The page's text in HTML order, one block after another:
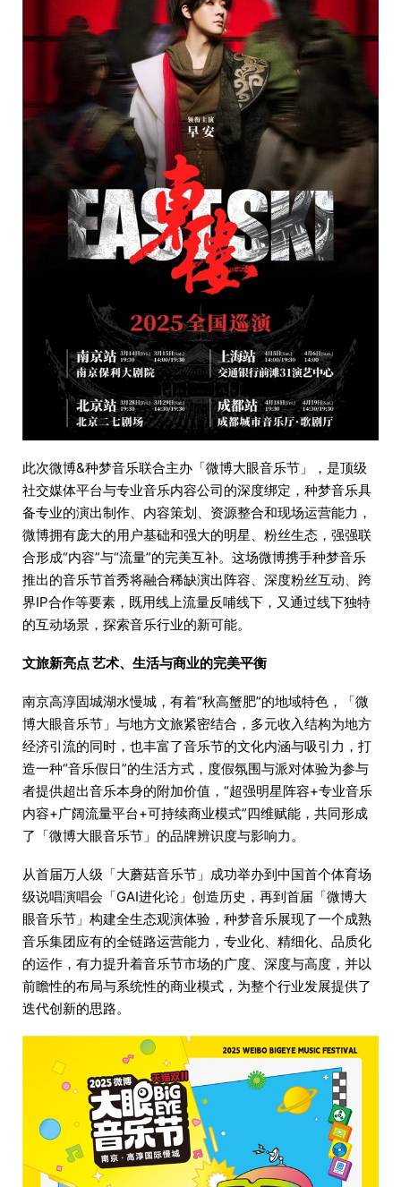
此次微博&种梦音乐联合主办「微博大眼音乐节」，是顶级
社交媒体平台与专业音乐内容公司的深度绑定，种梦音乐具
备专业的演出制作、内容策划、资源整合和现场运营能力，
微博拥有庞大的用户基础和强大的明星、粉丝生态，强强联
合形成“内容”与“流量”的完美互补。这场微博携手种梦音乐
推出的音乐节首秀将融合稀缺演出阵容、深度粉丝互动、跨
界IP合作等要素，既用线上流量反哺线下，又通过线下独特
的互动场景，探索音乐行业的新可能。
文旅新亮点 艺术、生活与商业的完美平衡
南京高淳固城湖水慢城，有着“秋高蟹肥”的地域特色，「微
博大眼音乐节」与地方文旅紧密结合，多元收入结构为地方
经济引流的同时，也丰富了音乐节的文化内涵与吸引力，打
造一种“音乐假日”的生活方式，度假氛围与派对体验为参与
者提供超出音乐本身的附加价值，“超强明星阵容+专业音乐
内容+广阔流量平台+可持续商业模式”四维赋能，共同形成
了「微博大眼音乐节」的品牌辨识度与影响力。
从首届万人级「大蘑菇音乐节」成功举办到中国首个体育场
级说唱演唱会「GAI进化论」创造历史，再到首届「微博大
眼音乐节」构建全生态观演体验，种梦音乐展现了一个成熟
音乐集团应有的全链路运营能力，专业化、精细化、品质化
的运作，有力提升着音乐节市场的广度、深度与高度，并以
前瞻性的布局与系统性的商业模式，为整个行业发展提供了
迭代创新的思路。